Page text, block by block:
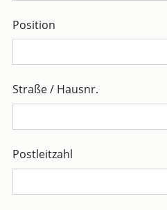
Position
Straße / Hausnr.
Postleitzahl